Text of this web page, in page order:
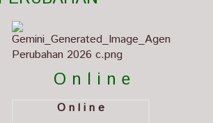
          O n l i n e
O n l i n e